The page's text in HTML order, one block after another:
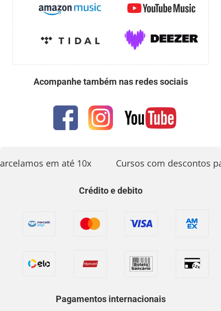
Acompanhe também nas redes sociais
em até 10x Cursos com descontos
Crédito e debito
Pagamentos internacionais